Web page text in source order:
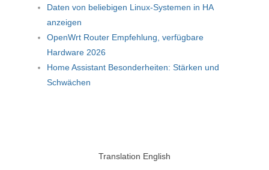
Daten von beliebigen Linux-Systemen in HA
anzeigen
OpenWrt Router Empfehlung, verfügbare
Hardware 2026
Home Assistant Besonderheiten: Stärken und
Schwächen
Translation English